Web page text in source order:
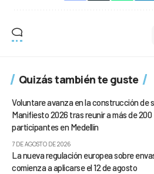
Quizás también te guste
Voluntare avanza en la construcción de
Manifiesto 2026 tras reunir a más de 200
participantes en Medellín
7 DE AGOSTO DE 2026
La nueva regulación europea sobre
comienza a aplicarse el 12 de agosto